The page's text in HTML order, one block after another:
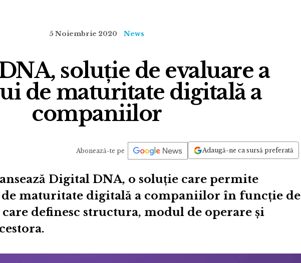
5 Noiembrie 2020
News
soluție de evaluare a
de maturitate digitală a
companiilor
Abonează-te pe Adaugă-ne ca sursă preferată
Digital DNA, o soluție care permite
de maturitate digitală a companiilor în funcție de
definesc structura, modul de operare și